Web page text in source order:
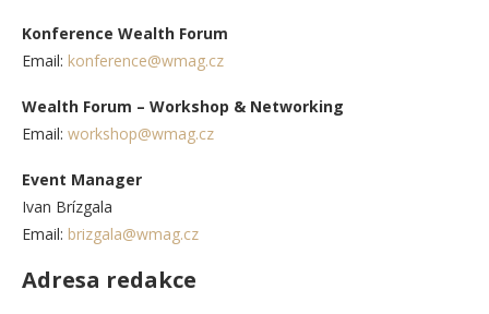
Konference Wealth Forum
Email: konference@wmag.cz
Wealth Forum – Workshop & Networking
Email: workshop@wmag.cz
Event Manager
Ivan Brízgala
Email: brizgala@wmag.cz
Adresa redakce